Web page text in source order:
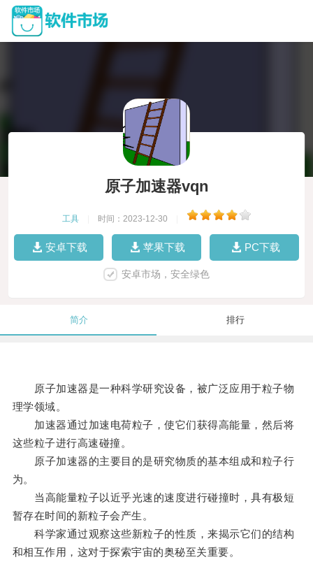
原子加速器vqn
工具 时间：2023-12-30
安卓下载 苹果下载 PC下载
安卓市场，安全绿色
简介 排行
原子加速器是一种科学研究设备，被广泛应用于粒子物
理学领域。
加速器通过加速电荷粒子，使它们获得高能量，然后将
这些粒子进行高速碰撞。
原子加速器的主要目的是研究物质的基本组成和粒子行
为。
当高能量粒子以近乎光速的速度进行碰撞时，具有极短
暂存在时间的新粒子会产生。
科学家通过观察这些新粒子的性质，来揭示它们的结构
和相互作用，这对于探索宇宙的奥秘至关重要。